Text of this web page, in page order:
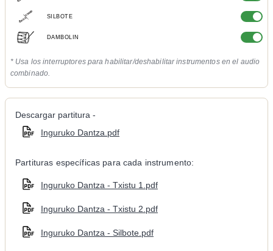
SILBOTE
DAMBOLIN
* Usa los interruptores para habilitar/deshabilitar instrumentos en el audio
combinado.
Descargar partitura -
Inguruko Dantza.pdf
Partituras específicas para cada instrumento:
Inguruko Dantza - Txistu 1.pdf
Inguruko Dantza - Txistu 2.pdf
Inguruko Dantza - Silbote.pdf